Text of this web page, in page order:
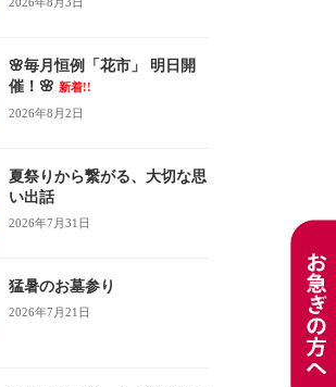
🌸毎月恒例「花市」 明日開
催！🌸 新着!!
2026年8月2日
夏祭りから繋がる、大切な思
い出話
2026年7月31日
猛暑のお墓参り
2026年7月21日